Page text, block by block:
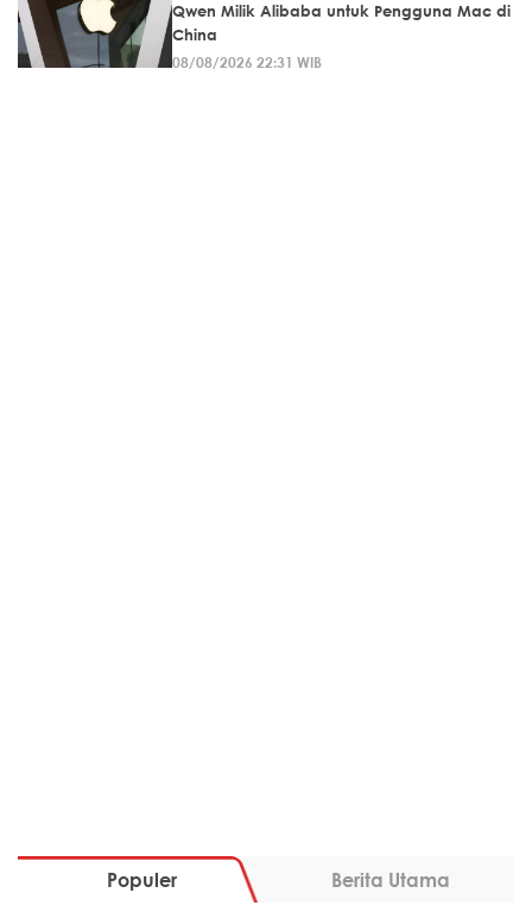
Qwen Milik Alibaba untuk Pengguna Mac di
China
08/08/2026 22:31 WIB
Populer Berita Utama